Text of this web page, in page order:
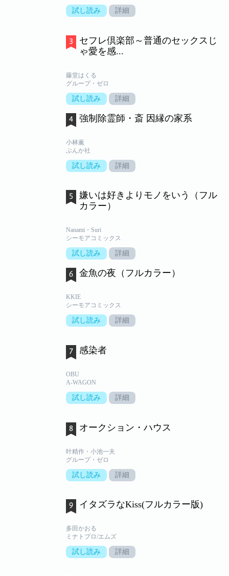
試し読み 詳細
セフレ倶楽部～普通のセックスじ
ゃ愛を感...
藤堂はくる
グループ・ゼロ
試し読み 詳細
強制除霊師・斎 因縁の家系
小林薫
ぶんか社
試し読み 詳細
嫌いは好きよりモノをいう（フル
カラー）
Nanami・Suri
シーモアコミックス
試し読み 詳細
金魚の夜（フルカラー）
KKIE
シーモアコミックス
試し読み 詳細
感染者
OBU
A-WAGON
試し読み 詳細
オークション・ハウス
叶精作・小池一夫
グループ・ゼロ
試し読み 詳細
イタズラなKiss(フルカラー版)
多田かおる
ミナトプロ/エムズ
試し読み 詳細